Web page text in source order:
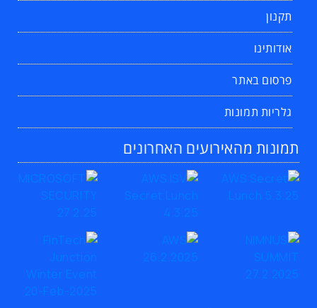
תקנון
אודותינו
פרסום באתר
גלריות תמונות
תמונות מהאירועים האחרונים